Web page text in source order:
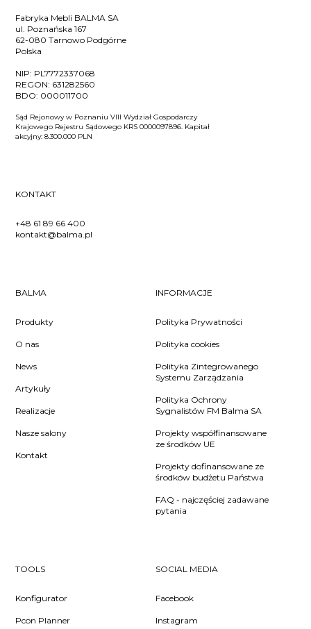
Fabryka Mebli BALMA SA
ul. Poznańska 167
62-080 Tarnowo Podgórne
Polska
NIP: PL7772337068
REGON: 631282560
BDO: 000011700
Sąd Rejonowy w Poznaniu VIII Wydział Gospodarczy
Krajowego Rejestru Sądowego KRS 0000097896. Kapitał
akcyjny: 8.300.000 PLN
KONTAKT
+48 61 89 66 400
kontakt@balma.pl
BALMA
Produkty
O nas
News
Artykuły
Realizacje
Nasze salony
Kontakt
INFORMACJE
Polityka Prywatności
Polityka cookies
Polityka Zintegrowanego
Systemu Zarządzania
Polityka Ochrony
Sygnalistów FM Balma SA
Projekty współfinansowane
ze środków UE
Projekty dofinansowane ze
środków budżetu Państwa
FAQ - najczęściej zadawane
pytania
TOOLS
Konfigurator
Pcon Planner
SOCIAL MEDIA
Facebook
Instagram